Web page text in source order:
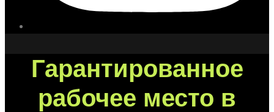
Гарантированное
рабочее место в